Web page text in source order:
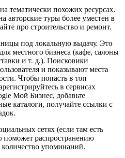
тематически похожих ресурсах.
авторские туры более уместен в
про строительство и ремонт.
под локальную выдачу. Это
местного бизнеса (кафе, салоны
и т. д.). Поисковики
и показывают места
Чтобы попасть в топ
в сервисах
Мой Бизнес, добавьте
каталоги, получайте ссылки с
сетях (если там есть
поможет распространению
количество упоминаний.